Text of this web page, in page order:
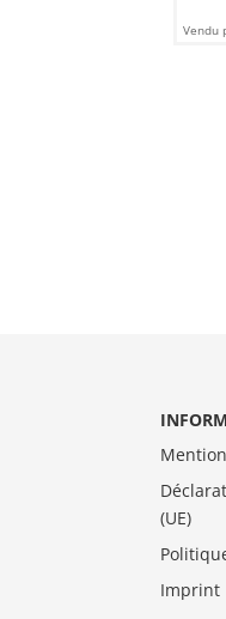
Vendu
(UE)
Imprint